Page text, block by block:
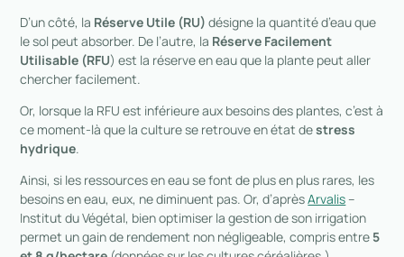
D’un côté, la Réserve Utile (RU) désigne la quantité d’eau que
le sol peut absorber. De l’autre, la Réserve Facilement
Utilisable (RFU) est la réserve en eau que la plante peut aller
chercher facilement.
Or, lorsque la RFU est inférieure aux besoins des plantes, c’est à
ce moment-là que la culture se retrouve en état destress
hydrique.
Ainsi, si les ressources en eau se font de plus en plus rares, les
besoins en eau, eux, ne diminuent pas. Or, d’aprèsArvalis –
Institut du Végétal, bien optimiser la gestion de son irrigation
permet un gain de rendement non négligeable, compris entre 5